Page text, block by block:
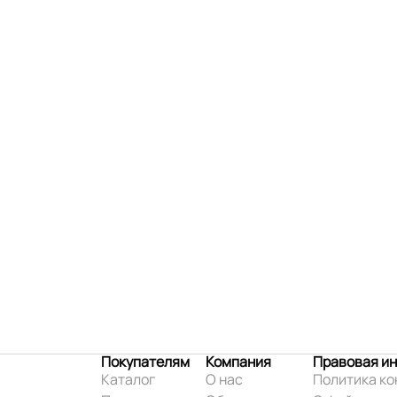
Покупателям
Каталог
Компания
О нас
Правовая
Политика